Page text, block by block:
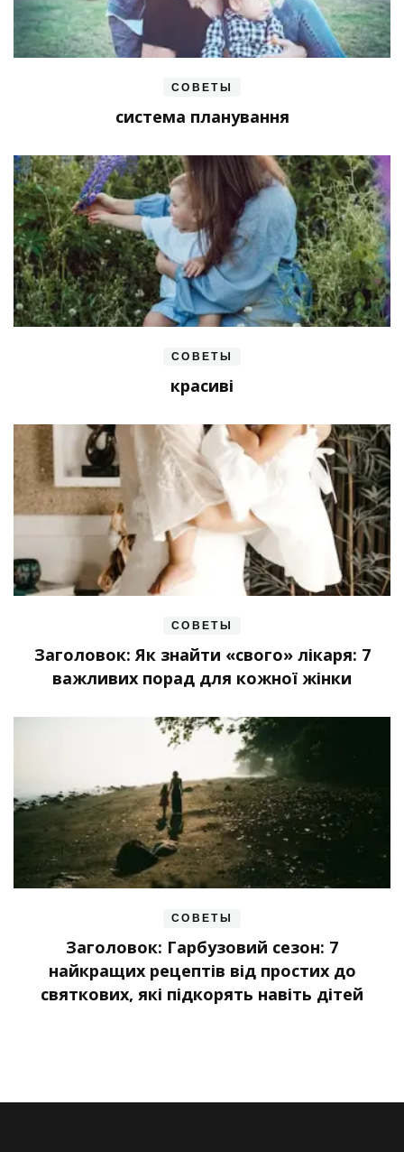
СОВЕТЫ
система планування
СОВЕТЫ
красиві
СОВЕТЫ
Заголовок: Як знайти «свого» лікаря: 7
важливих порад для кожної жінки
СОВЕТЫ
Заголовок: Гарбузовий сезон: 7
найкращих рецептів від простих до
святкових, які підкорять навіть дітей